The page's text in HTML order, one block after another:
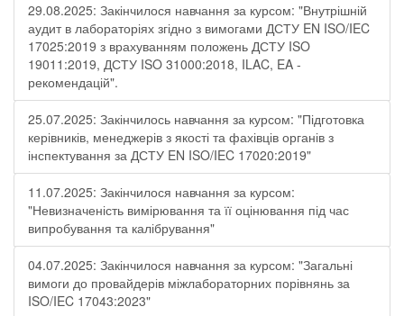
29.08.2025: Закінчилося навчання за курсом: "Внутрішній
аудит в лабораторіях згідно з вимогами ДСТУ EN ISO/IEC
17025:2019 з врахуванням положень ДСТУ ISO
19011:2019, ДСТУ ISO 31000:2018, ILAC, EA -
рекомендацій".
25.07.2025: Закінчилось навчання за курсом: "Підготовка
керівників, менеджерів з якості та фахівців органів з
інспектування за ДСТУ EN ISO/IEC 17020:2019"
11.07.2025: Закінчилося навчання за курсом:
"Невизначеність вимірювання та її оцінювання під час
випробування та калібрування"
04.07.2025: Закінчилося навчання за курсом: "Загальні
вимоги до провайдерів міжлабораторних порівнянь за
ISO/IEC 17043:2023"